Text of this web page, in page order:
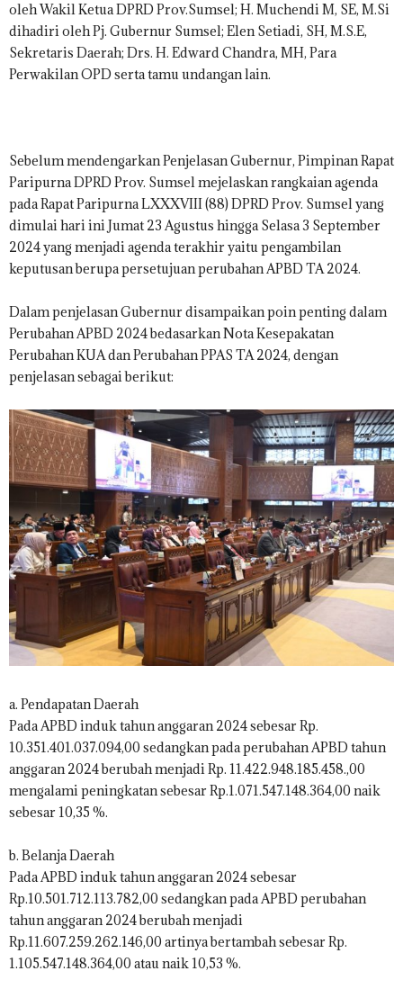
oleh Wakil Ketua DPRD Prov.Sumsel; H. Muchendi M, SE, M.Si
dihadiri oleh Pj. Gubernur Sumsel; Elen Setiadi, SH, M.S.E,
Sekretaris Daerah; Drs. H. Edward Chandra, MH, Para
Perwakilan OPD serta tamu undangan lain.
Sebelum mendengarkan Penjelasan Gubernur, Pimpinan Rapat
Paripurna DPRD Prov. Sumsel mejelaskan rangkaian agenda
pada Rapat Paripurna LXXXVIII (88) DPRD Prov. Sumsel yang
dimulai hari ini Jumat 23 Agustus hingga Selasa 3 September
2024 yang menjadi agenda terakhir yaitu pengambilan
keputusan berupa persetujuan perubahan APBD TA 2024.
Dalam penjelasan Gubernur disampaikan poin penting dalam
Perubahan APBD 2024 bedasarkan Nota Kesepakatan
Perubahan KUA dan Perubahan PPAS TA 2024, dengan
penjelasan sebagai berikut:
a. Pendapatan Daerah
Pada APBD induk tahun anggaran 2024 sebesar Rp.
10.351.401.037.094,00 sedangkan pada perubahan APBD tahun
anggaran 2024 berubah menjadi Rp. 11.422.948.185.458.,00
mengalami peningkatan sebesar Rp.1.071.547.148.364,00 naik
sebesar 10,35 %.
b. Belanja Daerah
Pada APBD induk tahun anggaran 2024 sebesar
Rp.10.501.712.113.782,00 sedangkan pada APBD perubahan
tahun anggaran 2024 berubah menjadi
Rp.11.607.259.262.146,00 artinya bertambah sebesar Rp.
1.105.547.148.364,00 atau naik 10,53 %.